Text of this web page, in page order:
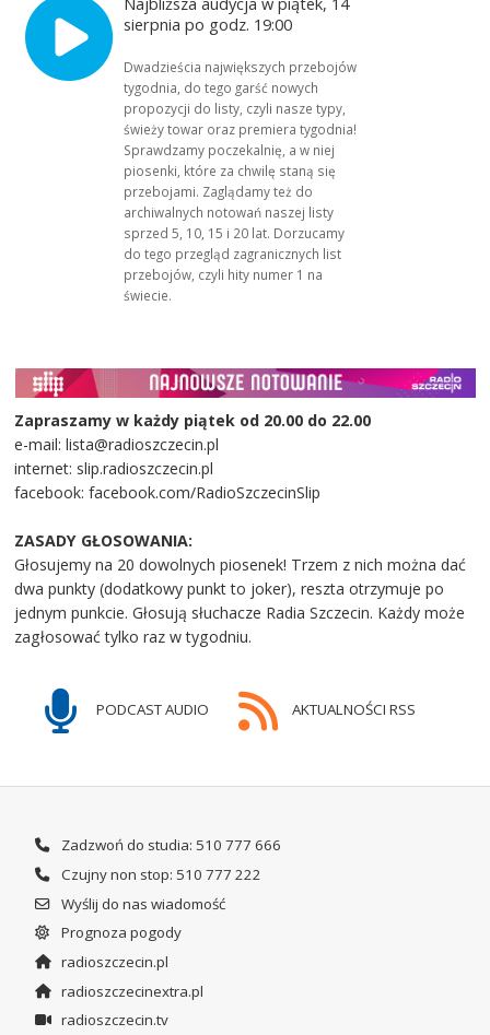
sierpnia po godz. 19:00
Dwadzieścia największych przebojów
tygodnia, do tego garść nowych
propozycji do listy, czyli nasze typy,
świeży towar oraz premiera tygodnia!
Sprawdzamy poczekalnię, a w niej
piosenki, które za chwilę staną się
przebojami. Zaglądamy też do
archiwalnych notowań naszej listy
sprzed 5, 10, 15 i 20 lat. Dorzucamy
do tego przegląd zagranicznych list
przebojów, czyli hity numer 1 na
świecie.
Zapraszamy w każdy piątek od 20.00 do 22.00
e-mail: lista@radioszczecin.pl
internet: slip.radioszczecin.pl
facebook: facebook.com/RadioSzczecinSlip
ZASADY GŁOSOWANIA:
Głosujemy na 20 dowolnych piosenek! Trzem z nich można dać
dwa punkty (dodatkowy punkt to joker), reszta otrzymuje po
jednym punkcie. Głosują słuchacze Radia Szczecin. Każdy może
zagłosować tylko raz w tygodniu.
PODCAST AUDIO AKTUALNOŚCI RSS
Zadzwoń do studia: 510 777 666
Czujny non stop: 510 777 222
Wyślij do nas wiadomość
Prognoza pogody
radioszczecin.pl
radioszczecinextra.pl
radioszczecin.tv